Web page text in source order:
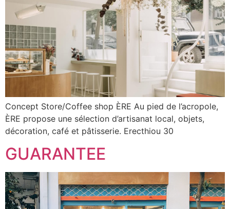
Concept Store/Coffee shop ÈRE Au pied de l’acropole,
ÈRE propose une sélection d’artisanat local, objets,
décoration, café et pâtisserie. Erecthiou 30
GUARANTEE